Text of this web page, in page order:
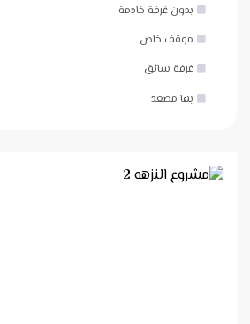
بدون غرفة خادمة
موقف خاص
غرفة سائق
بها مصعد